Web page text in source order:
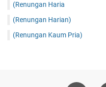
(Renungan Haria
(Renungan Harian)
(Renungan Kaum Pria)